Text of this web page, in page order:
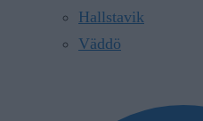
Hallstavik
Väddö